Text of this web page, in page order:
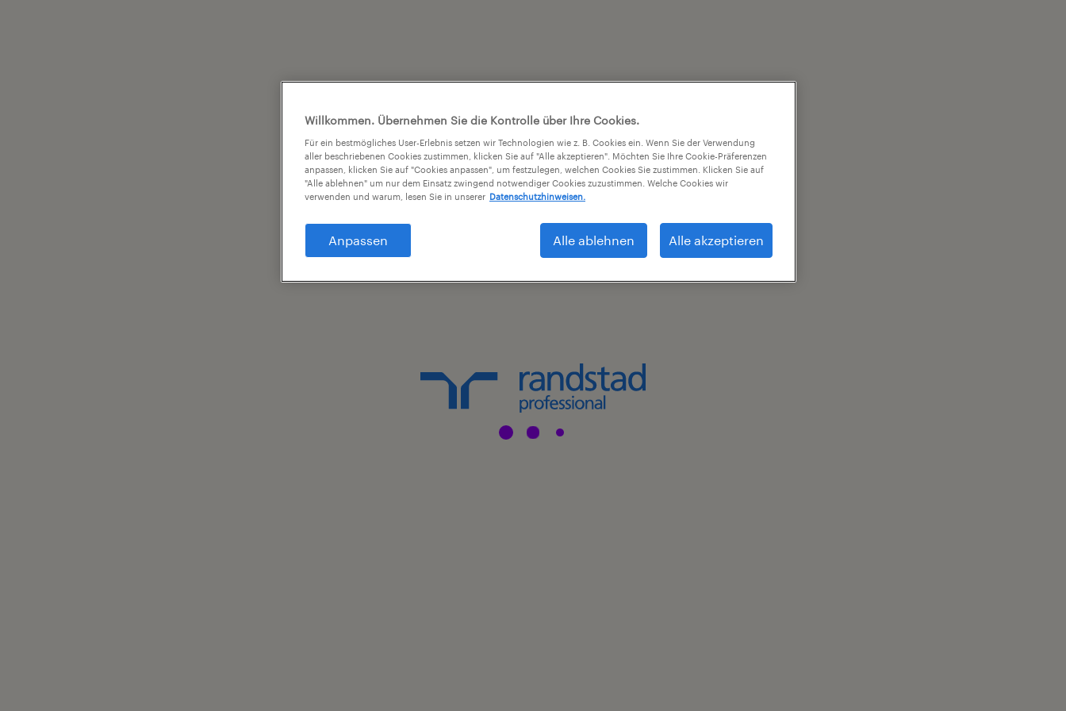
Willkommen. Übernehmen Sie die Kontrolle über Ihre Cookies.
Für ein bestmögliches User-Erlebnis setzen wir Technologien wie z. B. Cookies ein. Wenn Sie der Verwendung
aller beschriebenen Cookies zustimmen, klicken Sie auf "Alle akzeptieren". Möchten Sie Ihre Cookie-Präferenzen
anpassen, klicken Sie auf "Cookies anpassen", um festzulegen, welchen Cookies Sie zustimmen. Klicken Sie auf
"Alle ablehnen" um nur dem Einsatz zwingend notwendiger Cookies zuzustimmen. Welche Cookies wir
verwenden und warum, lesen Sie in unserer Datenschutzhinweisen.
Anpassen Alle ablehnen Alle akzeptieren